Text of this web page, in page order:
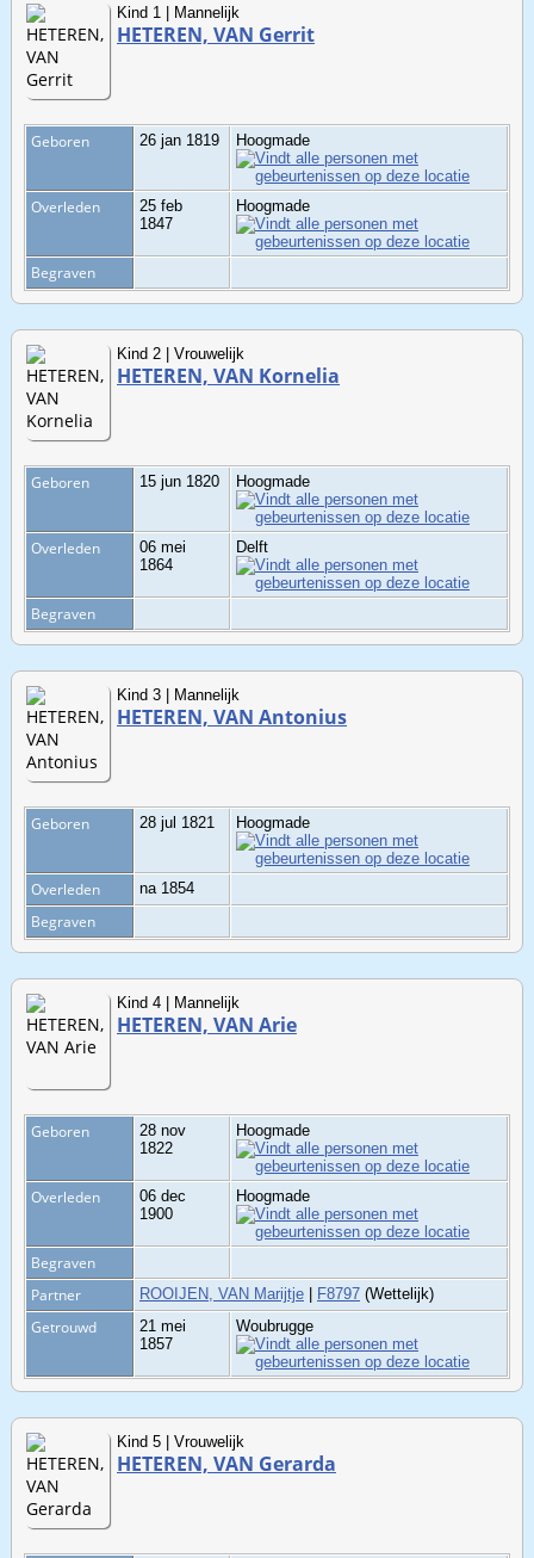
Kind 1 | Mannelijk
HETEREN, VAN Gerrit
Geboren 26 jan 1819 Hoogmade
Overleden
25 feb
1847
Hoogmade
Begraven
Kind 2 | Vrouwelijk
HETEREN, VAN Kornelia
Geboren 15 jun 1820 Hoogmade
Overleden
06 mei
1864
Delft
Begraven
Kind 3 | Mannelijk
HETEREN, VAN Antonius
Geboren 28 jul 1821 Hoogmade
Overleden na 1854
Begraven
Kind 4 | Mannelijk
HETEREN, VAN Arie
Geboren
28 nov
1822
Hoogmade
Overleden
06 dec
1900
Hoogmade
Begraven
Partner
ROOIJEN, VAN Marijtje F8797 (Wettelijk)
Getrouwd
21 mei
1857
Woubrugge
Kind 5 | Vrouwelijk
HETEREN, VAN Gerarda